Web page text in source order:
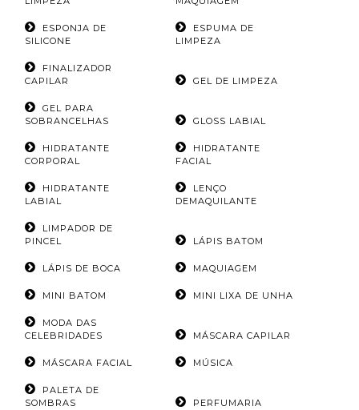
ESPONJA DE
SILICONE
ESPUMA DE
LIMPEZA
FINALIZADOR
CAPILAR
GEL DE LIMPEZA
GEL PARA
SOBRANCELHAS
GLOSS LABIAL
HIDRATANTE
CORPORAL
HIDRATANTE
FACIAL
HIDRATANTE
LABIAL
LENÇO
DEMAQUILANTE
LIMPADOR DE
PINCEL
LÁPIS BATOM
LÁPIS DE BOCA MAQUIAGEM
MINI BATOM MINI LIXA DE UNHA
MODA DAS
CELEBRIDADES
MÁSCARA CAPILAR
MÁSCARA FACIAL MÚSICA
PALETA DE
SOMBRAS
PERFUMARIA